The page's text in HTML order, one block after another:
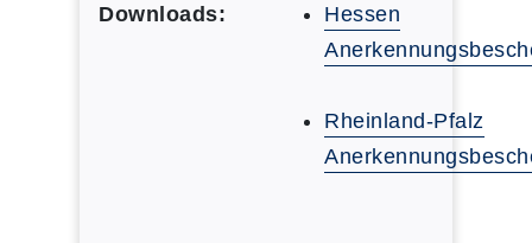
Downloads:
Hessen
Rheinland-Pfalz